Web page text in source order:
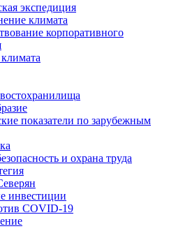
экспедиция
климата
корпоративного
показатели по зарубежным
и охрана труда
инвестиции
COVID‑19